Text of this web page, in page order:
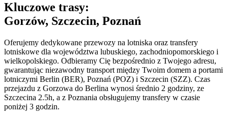
Kluczowe trasy:
Gorzów, Szczecin, Poznań
Oferujemy dedykowane przewozy na lotniska oraz transfery
lotniskowe dla województwa lubuskiego, zachodniopomorskiego i
wielkopolskiego. Odbieramy Cię bezpośrednio z Twojego adresu,
gwarantując niezawodny transport między Twoim domem a portami
lotniczymi Berlin (BER), Poznań (POZ) i Szczecin (SZZ). Czas
przejazdu z Gorzowa do Berlina wynosi średnio 2 godziny, ze
Szczecina 2.5h, a z Poznania obsługujemy transfery w czasie
poniżej 3 godzin.